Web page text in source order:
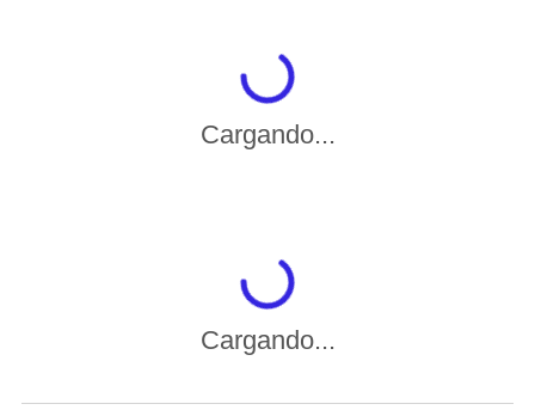
Cargando...
Cargando...